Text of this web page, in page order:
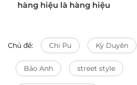
hàng hiệu là hàng hiệu
Chủ đề: Chi Pu Kỳ Duyên
Bảo Anh street style